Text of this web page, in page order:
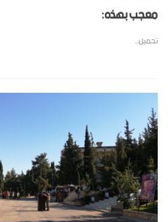
معجب بهذه:
تحميل...